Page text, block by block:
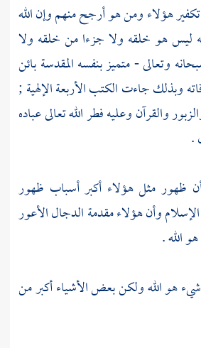
هؤلاء ومن هو أرجح منهم وإن الله
ليس هو خلقه ولا جزءا من خلقه ولا
وتعالى - متميز بنفسه المقدسة بائن
وبذلك جاءت الكتب الأربعة الإلهية ;
والقرآن وعليه فطر الله تعالى عباده
.
ظهور مثل هؤلاء أكبر أسباب ظهور
وأن هؤلاء مقدمةالدجال الأعور
الله .
هو الله ولكن بعض الأشياء أكبر من